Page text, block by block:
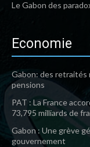
Le Gabon des
Economie
Gabon: des retraités
pensions
PAT : La France
73,795 milliards de
Gabon : Une grève
gouvernement